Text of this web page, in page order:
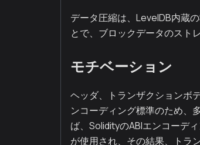
データ圧縮は、LevelDB内蔵
とで、ブロックデータのスト
モチベーション
ヘッダ、トランザクションボ
ンコーディング標準のため、
ば、SolidityのABIエンコーデ
が使用され、その結果、トラ